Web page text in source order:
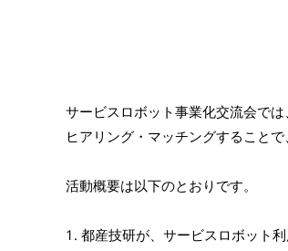
サービスロボット事業化交流会で
ヒアリング・マッチングすること
活動概要は以下のとおりです。
1. 都産技研が、サービスロボット